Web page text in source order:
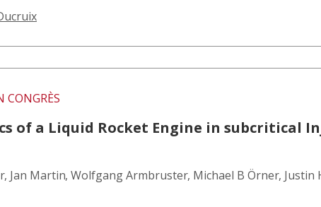
of a Liquid Rocket Engine in subcritical
, Jan Martin, Wolfgang Armbruster, Michael B Örner, Justin